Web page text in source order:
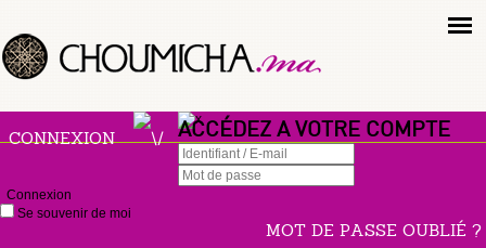
CONNEXION ACCÉDEZ A VOTRE COMPTE
Connexion
Se souvenir de moi
MOT DE PASSE OUBLIÉ ?